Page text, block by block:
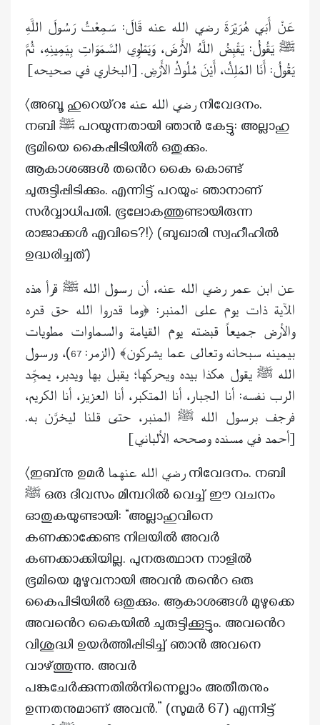
عَنْ أَبَي هُرَيْرَةَ رضي الله عنه قَالَ: سَمِعْتُ رَسُولَ اللَّهِ
ﷺ يَقُولُ: يَقْبِضُ اللَّهُ الأَرْضَ، وَيَطْوِي السَّمَوَاتِ بِيَمِينِهِ، ثُمَّ
يَقُولُ: أَنَا المَلِكُ، أَيْنَ مُلُوكُ الأَرْضِ. [البخاري في صحيحه]
〈അബൂ ഹുറെയ്റഃ رضي الله عنه നിവേദനം.
നബി ﷺ പറയുന്നതായി ഞാൻ കേട്ടു: അല്ലാഹു
ഭൂമിയെ കൈപ്പിടിയിൽ ഒതുക്കും.
ആകാശങ്ങൾ തൻെറ കൈ കൊണ്ട്
ചുരുട്ടിപ്പിടിക്കും. എന്നിട്ട് പറയും: ഞാനാണ്
സർവ്വാധിപതി. ഭൂലോകത്തുണ്ടായിരുന്ന
രാജാക്കൾ എവിടെ?!〉 (ബുഖാരി സ്വഹീഹിൽ
ഉദ്ധരിച്ചത്)
عن ابن عمر رضي الله عنه، أن رسول الله ﷺ قرأ هذه
الآية ذات يوم على المنبر: ﴿وما قدروا الله حق قدره
والأرض جميعاً قبضته يوم القيامة والسماوات مطويات
بيمينه سبحانه وتعالى عما يشركون﴾ (الزمر:67)، ورسول
الله ﷺ يقول هكذا بيده ويحركها؛ يقبل بها ويدبر، يمجِّد
الرب نفسه: أنا الجبار، أنا المتكبر، أنا العزيز، أنا الكريم،
فرجف برسول الله ﷺ المنبر، حتى قلنا ليخرَّن به.
[أحمد في مسنده وصححه الألباني]
〈ഇബ്‌നു ഉമർ رضي الله عنهما നിവേദനം. നബി
ﷺ ഒരു ദിവസം മിമ്പറിൽ വെച്ച് ഈ വചനം
ഓതുകയുണ്ടായി: “അല്ലാഹുവിനെ
കണക്കാക്കേണ്ട നിലയില്‍ അവര്‍
കണക്കാക്കിയില്ല. പുനരുത്ഥാന നാളില്‍
ഭൂമിയെ മുഴുവനായി അവൻ തൻെറ ഒരു
കൈപിടിയില്‍ ഒതുക്കും. ആകാശങ്ങള്‍ മുഴുക്കെ
അവൻെറ കൈയിൽ ചുരുട്ടിക്കൂട്ടും. അവൻെറ
വിശുദ്ധി ഉയർത്തിപ്പിടിച്ച് ഞാൻ അവനെ
വാഴ്ത്തുന്നു. അവര്‍
പങ്കുചേര്‍ക്കുന്നതിൽനിന്നെല്ലാം അതീതനും
ഉന്നതനുമാണ് അവൻ.” (സുമർ 67) എന്നിട്ട്